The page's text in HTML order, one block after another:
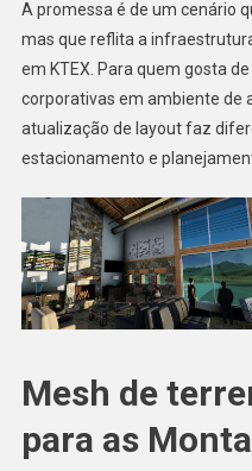
A promessa é de um cenário
mas que reflita a
em KTEX. Para quem gosta
corporativas em ambiente de
atualização de layout faz
estacionamento e
Mesh de
para as